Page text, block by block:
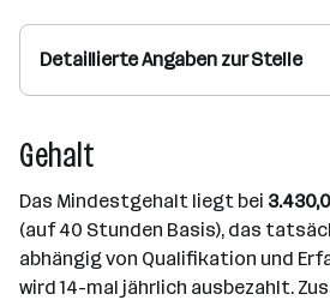
Detaillierte Angaben zur Stelle
Gehalt
Das Mindestgehalt liegt bei
(auf 40 Stunden Basis), das
abhängig von Qualifikation und
wird 14-mal jährlich ausbezahlt.